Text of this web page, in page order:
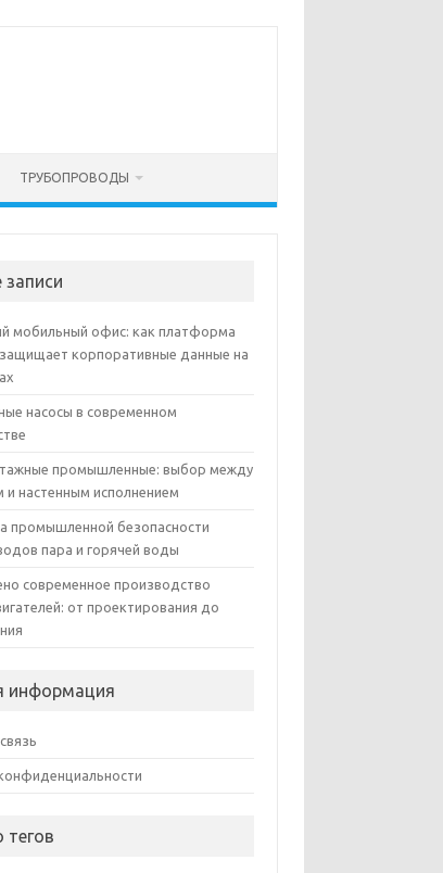
ТРУБОПРОВОДЫ
записи
мобильный офис: как платформа
корпоративные данные на
насосы в современном
промышленные: выбор между
и настенным исполнением
промышленной безопасности
пара и горячей воды
современное производство
от проектирования до
информация
тегов